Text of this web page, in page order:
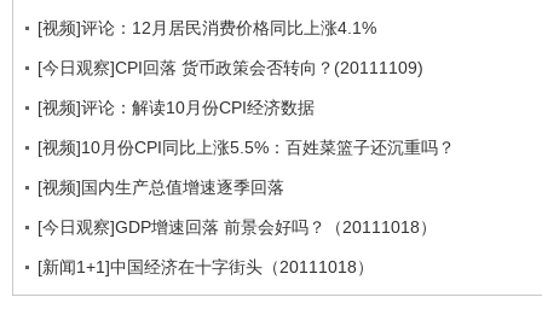
[视频]评论：12月居民消费价格同比上涨4.1%
[今日观察]CPI回落 货币政策会否转向？(20111109)
[视频]评论：解读10月份CPI经济数据
[视频]10月份CPI同比上涨5.5%：百姓菜篮子还沉重吗？
[视频]国内生产总值增速逐季回落
[今日观察]GDP增速回落 前景会好吗？（20111018）
[新闻1+1]中国经济在十字街头（20111018）